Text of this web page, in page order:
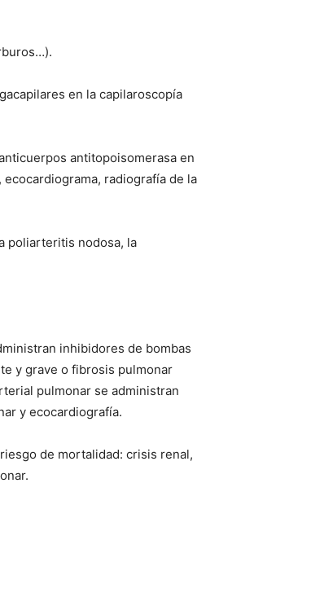
en la capilaroscopía
antitopoisomerasa en
radiografía de la
poliarteritis nodosa, la
inhibidores de bombas
y grave o fibrosis pulmonar
pulmonar se administran
y ecocardiografía.
de mortalidad: crisis renal,